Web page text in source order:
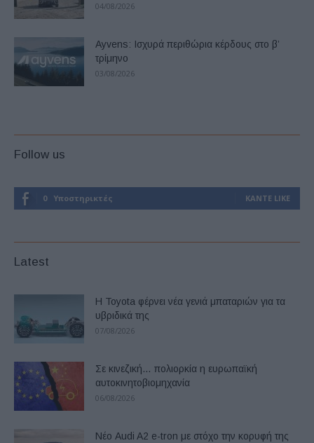
04/08/2026
Ayvens: Iσχυρά περιθώρια κέρδους στο β’
τρίμηνο
03/08/2026
Follow us
0 Υποστηρικτές ΚΆΝΤΕ LIKE
Latest
Η Toyota φέρνει νέα γενιά μπαταριών για τα
υβριδικά της
07/08/2026
Σε κινεζική… πολιορκία η ευρωπαϊκή
αυτοκινητοβιομηχανία
06/08/2026
Νέο Audi A2 e-tron με στόχο την κορυφή της